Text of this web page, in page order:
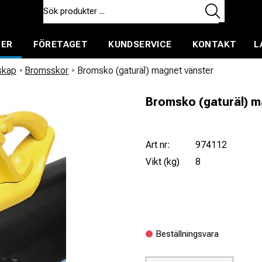
FÖRETAGET KUNDSERVICE KONTAKT
/ Bromsskor / Bromsko (gaturäl) magnet vänster
Bromsko (gaturäl)
Art nr:
974112
Vikt (kg)
8
Beställningsvara